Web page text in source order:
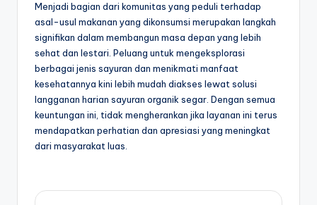
Menjadi bagian dari komunitas yang peduli terhadap
asal-usul makanan yang dikonsumsi merupakan langkah
signifikan dalam membangun masa depan yang lebih
sehat dan lestari. Peluang untuk mengeksplorasi
berbagai jenis sayuran dan menikmati manfaat
kesehatannya kini lebih mudah diakses lewat solusi
langganan harian sayuran organik segar. Dengan semua
keuntungan ini, tidak mengherankan jika layanan ini terus
mendapatkan perhatian dan apresiasi yang meningkat
dari masyarakat luas.